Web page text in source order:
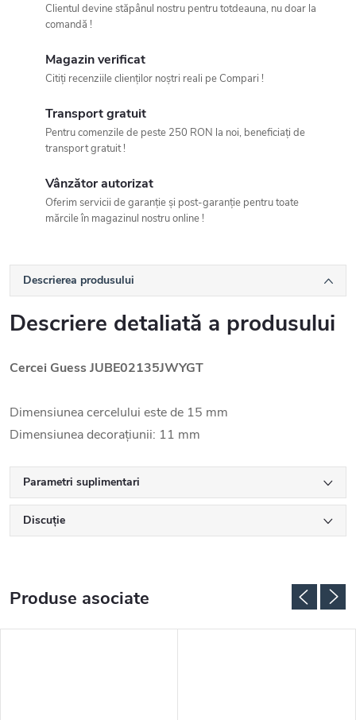
Clientul devine stăpânul nostru pentru totdeauna, nu doar la
comandă !
Magazin verificat
Citiți recenziile clienților noștri reali pe Compari !
Transport gratuit
Pentru comenzile de peste 250 RON la noi, beneficiați de
transport gratuit !
Vânzător autorizat
Oferim servicii de garanție și post-garanție pentru toate
mărcile în magazinul nostru online !
Descrierea produsului
Descriere detaliată a produsului
Cercei Guess JUBE02135JWYGT
Dimensiunea cercelului este de 15 mm
Dimensiunea decorațiunii: 11 mm
Parametri suplimentari
Discuţie
Produse asociate